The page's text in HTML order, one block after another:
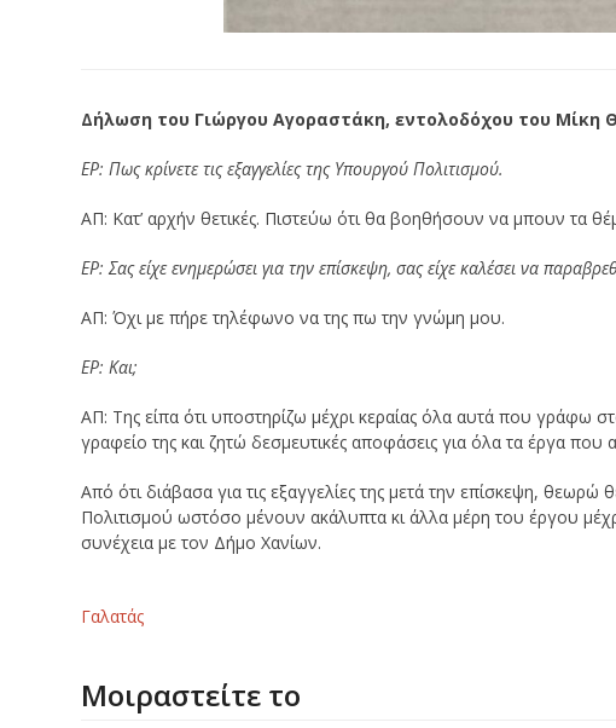
Δήλωση του Γιώργου Αγοραστάκη, εντολοδόχου του Μίκη
ΕΡ: Πως κρίνετε τις εξαγγελίες της Υπουργού Πολιτισμού.
ΑΠ: Κατ’ αρχήν θετικές. Πιστεύω ότι θα βοηθήσουν να μπουν τα
ΕΡ: Σας είχε ενημερώσει για την επίσκεψη, σας είχε καλέσει να
ΑΠ: Όχι με πήρε τηλέφωνο να της πω την γνώμη μου.
ΕΡ: Και;
ΑΠ: Της είπα ότι υποστηρίζω μέχρι κεραίας όλα αυτά που γράφω
γραφείο της και ζητώ δεσμευτικές αποφάσεις για όλα τα έργα που
Από ότι διάβασα για τις εξαγγελίες της μετά την επίσκεψη,
Πολιτισμού ωστόσο μένουν ακάλυπτα κι άλλα μέρη του έργου
συνέχεια με τον Δήμο Χανίων.
Γαλατάς
Μοιραστείτε το